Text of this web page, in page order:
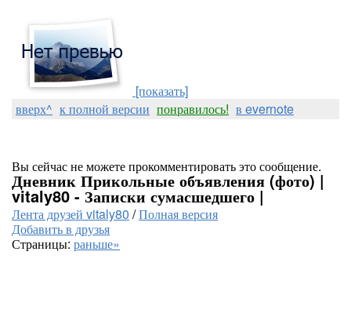
[показать]
вверх^ к полной версии понравилось! в evernote
Вы сейчас не можете прокомментировать это сообщение.
Дневник Прикольные объявления (фото) |
vitaly80 - Записки сумасшедшего |
Лента друзей vitaly80 /Полная версия
Добавить в друзья
Страницы: раньше»